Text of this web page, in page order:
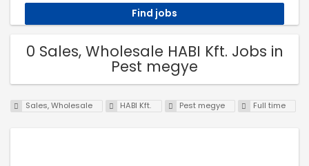
0 Sales, Wholesale HABI Kft. Jobs in
Pest megye
Sales, Wholesale HABI Kft. Pest megye Full time